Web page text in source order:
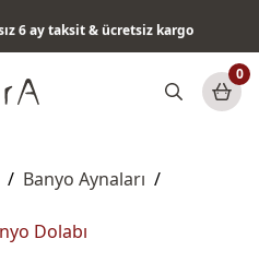
6 ay taksit & ücretsiz kargo
0
/ Banyo Aynaları /
Dolabı